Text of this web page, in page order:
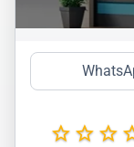
star_border star_border star_border